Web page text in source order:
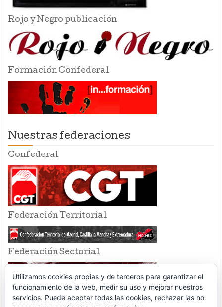
Rojo y Negro publicación
Formación Confederal
Nuestras federaciones
Confederal
Federación Territorial
Federación Sectorial
Utilizamos cookies propias y de terceros para garantizar el
funcionamiento de la web, medir su uso y mejorar nuestros
servicios. Puede aceptar todas las cookies, rechazar las no